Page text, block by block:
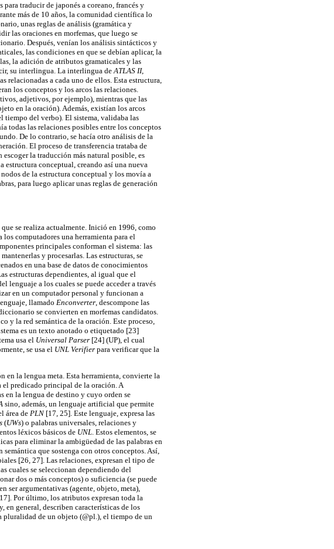
traducir de japonés a coreano, francés y
más de 10 años, la comunidad científica lo
unas reglas de análisis (gramática y
las oraciones en morfemas, que luego se
Después, venían los análisis sintácticos y
las condiciones en que se debían aplicar, la
la adición de atributos gramaticales y las
su interlingua. La interlingua deATLAS II,
relacionadas a cada uno de ellos. Esta estructura,
los conceptos y los arcos las relaciones.
adjetivos, por ejemplo), mientras que las
en la oración). Además, existían los arcos
tiempo del verbo). El sistema, validaba las
todas las relaciones posibles entre los conceptos
De lo contrario, se hacía otro análisis de la
El proceso de transferencia trataba de
la traducción más natural posible, es
estructura conceptual, creando así una nueva
de la estructura conceptual y los movía a
para luego aplicar unas reglas de generación
se realiza actualmente. Inició en 1996, como
computadores una herramienta para el
principales conforman el sistema: las
y procesarlas. Las estructuras, se
en una base de datos de conocimientos
estructuras dependientes, al igual que el
lenguaje a los cuales se puede acceder a través
en un computador personal y funcionan a
llamado Enconverter , descompone las
se convierten en morfemas candidatos.
y la red semántica de la oración. Este proceso,
es un texto anotado o etiquetado [23]
usa el Universal Parser [24] (UP), el cual
se usa el UNL Verifier para verificar que la
en la lengua meta. Esta herramienta, convierte la
el predicado principal de la oración. A
en la lengua de destino y cuyo orden se
sino, además, un lenguaje artificial que permite
área de PLN [17, 25]. Este lenguaje, expresa las
(UWs) o palabras universales, relaciones y
léxicos básicos de UNL . Estos elementos, se
para eliminar la ambigüedad de las palabras en
que sostenga con otros conceptos. Así,
[26, 27]. Las relaciones, expresan el tipo de
cuales se seleccionan dependiendo del
dos o más conceptos) o suficiencia (se puede
ser argumentativas (agente, objeto, meta),
Por último, los atributos expresan toda la
general, describen características de los
pluralidad de un objeto (@pl.), el tiempo de un